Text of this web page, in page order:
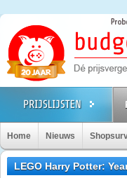
Home Nieuws
LEGO Harry Potter: